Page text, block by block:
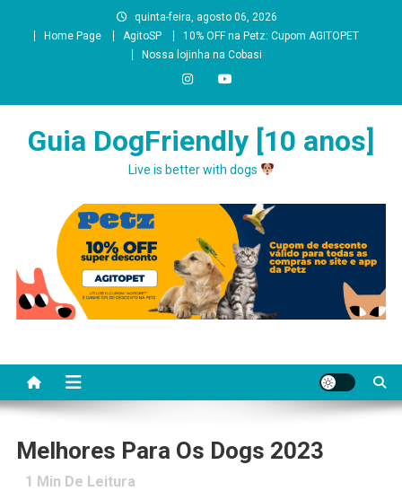
quinta-feira, agosto 06, 2026
Home Page
AgitoSP
10% OFF na Petz: Cupom AGITOPET
Nossa lojinha na Cobasi
Guia DogFriendly [10 anos]
Live is better with dogs
Melhores Para Os Dogs 2023
1 Min De Leitura